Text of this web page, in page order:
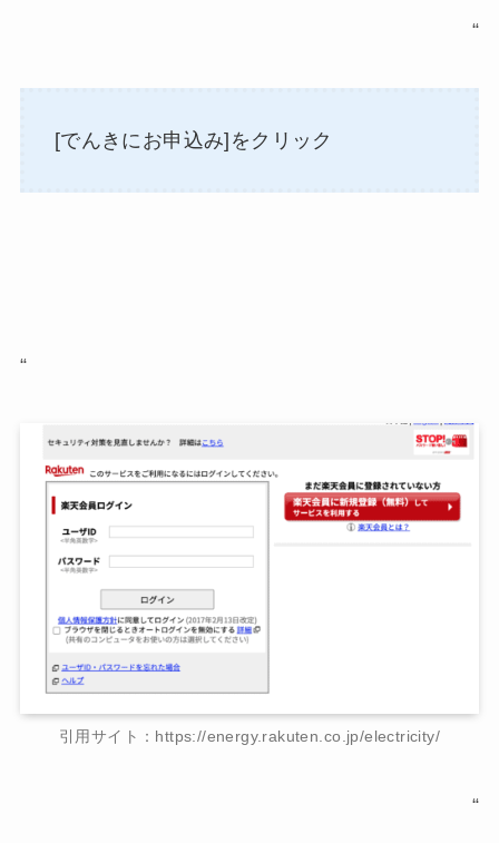
“
[でんきにお申込み]をクリック
“
引用サイト：https://energy.rakuten.co.jp/electricity/
“